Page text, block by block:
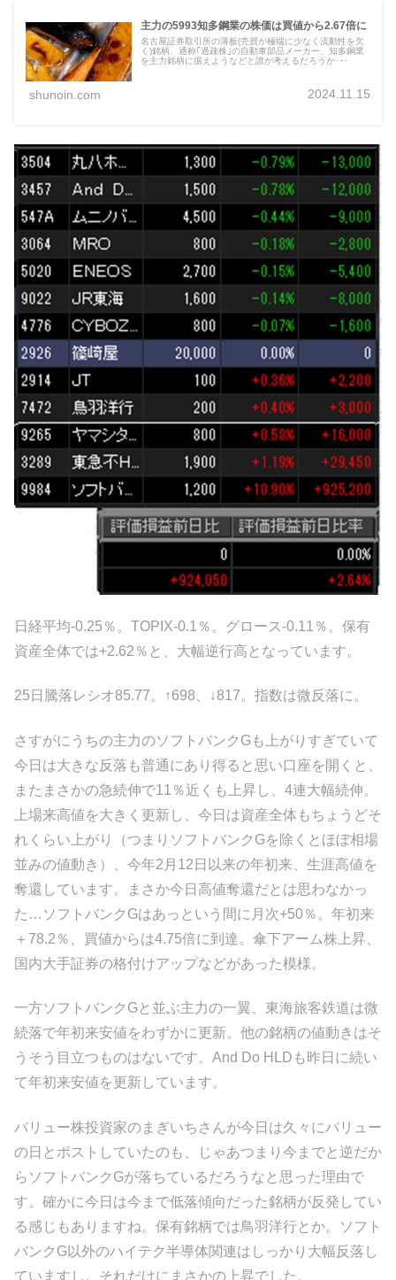
主力の5993知多鋼業の株価は買値から2.67倍に
名古屋証券取引所の薄板(売買が極端に少なく流動性を欠
く)銘柄、通称｢過疎株｣の自動車部品メーカー、知多鋼業
を主力銘柄に据えようなどと誰が考えるだろうか･･･
shunoin.com 2024.11.15
日経平均-0.25％。TOPIX-0.1％。グロース-0.11％。保有
資産全体では+2.62％と、大幅逆行高となっています。
25日騰落レシオ85.77。↑698、↓817。指数は微反落に。
さすがにうちの主力のソフトバンクGも上がりすぎていて
今日は大きな反落も普通にあり得ると思い口座を開くと、
またまさかの急続伸で11％近くも上昇し、4連大幅続伸。
上場来高値を大きく更新し、今日は資産全体もちょうどそ
れくらい上がり（つまりソフトバンクGを除くとほぼ相場
並みの値動き）、今年2月12日以来の年初来、生涯高値を
奪還しています。まさか今日高値奪還だとは思わなかっ
た…ソフトバンクGはあっという間に月次+50％。年初来
＋78.2％、買値からは4.75倍に到達。傘下アーム株上昇、
国内大手証券の格付けアップなどがあった模様。
一方ソフトバンクGと並ぶ主力の一翼、東海旅客鉄道は微
続落で年初来安値をわずかに更新。他の銘柄の値動きはそ
うそう目立つものはないです。And Do HLDも昨日に続い
て年初来安値を更新しています。
バリュー株投資家のまぎいちさんが今日は久々にバリュー
の日とポストしていたのも、じゃあつまり今までと逆だか
らソフトバンクGが落ちているだろうなと思った理由で
す。確かに今日は今まで低落傾向だった銘柄が反発してい
る感じもありますね。保有銘柄では鳥羽洋行とか。ソフト
バンクG以外のハイテク半導体関連はしっかり大幅反落し
ていますし。それだけにまさかの上昇でした。